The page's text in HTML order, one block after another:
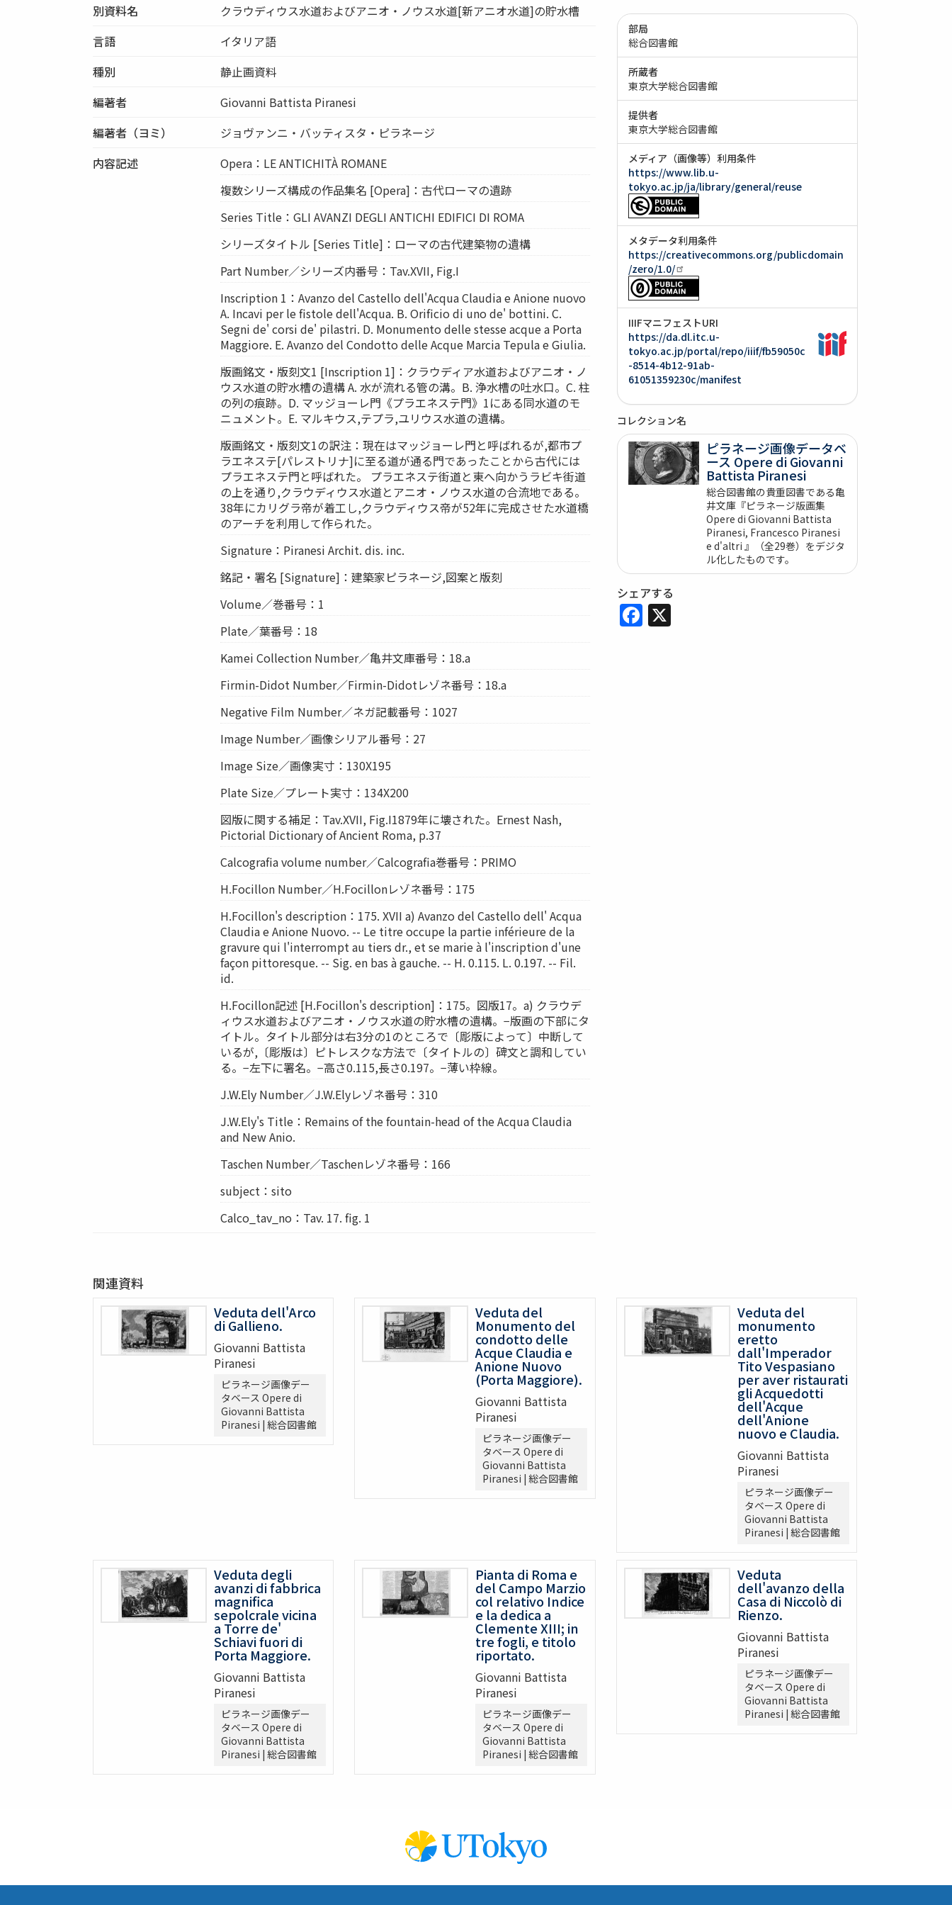
別資料名
クラウディウス水道およびアニオ・ノウス水道[新アニオ水道]の貯水槽
言語
イタリア語
種別
静止画資料
編著者
Giovanni Battista Piranesi
編著者（ヨミ）
ジョヴァンニ・バッティスタ・ピラネージ
内容記述
Opera：LE ANTICHITÀ ROMANE
複数シリーズ構成の作品集名 [Opera]：古代ローマの遺跡
Series Title：GLI AVANZI DEGLI ANTICHI EDIFICI DI ROMA
シリーズタイトル [Series Title]：ローマの古代建築物の遺構
Part Number／シリーズ内番号：Tav.XVII, Fig.I
Inscription 1：Avanzo del Castello dell'Acqua Claudia e Anione nuovo
A. Incavi per le fistole dell'Acqua. B. Orificio di uno de' bottini. C.
Segni de' corsi de' pilastri. D. Monumento delle stesse acque a Porta
Maggiore. E. Avanzo del Condotto delle Acque Marcia Tepula e Giulia.
版画銘文・版刻文1 [Inscription 1]：クラウディア水道およびアニオ・ノ
ウス水道の貯水槽の遺構 A. 水が流れる管の溝。B. 浄水槽の吐水口。C. 柱
の列の痕跡。D. マッジョーレ門《プラエネステ門》1にある同水道のモ
ニュメント。E. マルキウス,テプラ,ユリウス水道の遺構。
版画銘文・版刻文1の訳注：現在はマッジョーレ門と呼ばれるが,都市プ
ラエネステ[パレストリナ]に至る道が通る門であったことから古代には
プラエネステ門と呼ばれた。 プラエネステ街道と東へ向かうラビキ街道
の上を通り,クラウディウス水道とアニオ・ノウス水道の合流地である。
38年にカリグラ帝が着工し,クラウディウス帝が52年に完成させた水道橋
のアーチを利用して作られた。
Signature：Piranesi Archit. dis. inc.
銘記・署名 [Signature]：建築家ピラネージ,図案と版刻
Volume／巻番号：1
Plate／葉番号：18
Kamei Collection Number／亀井文庫番号：18.a
Firmin-Didot Number／Firmin-Didotレゾネ番号：18.a
Negative Film Number／ネガ記載番号：1027
Image Number／画像シリアル番号：27
Image Size／画像実寸：130X195
Plate Size／プレート実寸：134X200
図版に関する補足：Tav.XVII, Fig.I1879年に壊された。Ernest Nash,
Pictorial Dictionary of Ancient Roma, p.37
Calcografia volume number／Calcografia巻番号：PRIMO
H.Focillon Number／H.Focillonレゾネ番号：175
H.Focillon's description：175. XVII a) Avanzo del Castello dell' Acqua
Claudia e Anione Nuovo. -- Le titre occupe la partie inférieure de la
gravure qui l'interrompt au tiers dr., et se marie à l'inscription d'une
façon pittoresque. -- Sig. en bas à gauche. -- H. 0.115. L. 0.197. -- Fil.
id.
H.Focillon記述 [H.Focillon's description]：175。図版17。a) クラウデ
ィウス水道およびアニオ・ノウス水道の貯水槽の遺構。−版画の下部にタ
イトル。タイトル部分は右3分の1のところで〔彫版によって〕中断して
いるが,〔彫版は〕ピトレスクな方法で〔タイトルの〕碑文と調和してい
る。−左下に署名。−高さ0.115,長さ0.197。−薄い枠線。
J.W.Ely Number／J.W.Elyレゾネ番号：310
J.W.Ely's Title：Remains of the fountain-head of the Acqua Claudia
and New Anio.
Taschen Number／Taschenレゾネ番号：166
subject：sito
Calco_tav_no：Tav. 17. fig. 1
部局
総合図書館
所蔵者
東京大学総合図書館
提供者
東京大学総合図書館
メディア（画像等）利用条件
https://www.lib.u-
tokyo.ac.jp/ja/library/general/reuse
メタデータ利用条件
https://creativecommons.org/publicdomain
/zero/1.0/
IIIFマニフェストURI
https://da.dl.itc.u-
tokyo.ac.jp/portal/repo/iiif/fb59050c
-8514-4b12-91ab-
61051359230c/manifest
コレクション名
ピラネージ画像データベ
ース Opere di Giovanni
Battista Piranesi
総合図書館の貴重図書である亀
井文庫『ピラネージ版画集
Opere di Giovanni Battista
Piranesi, Francesco Piranesi
e d'altri 』（全29巻）をデジタ
ル化したものです。
シェアする
Facebook
X
関連資料
Veduta dell'Arco
di Gallieno.
Giovanni Battista
Piranesi
ピラネージ画像デー
タベース Opere di
Giovanni Battista
Piranesi | 総合図書館
Veduta del
Monumento del
condotto delle
Acque Claudia e
Anione Nuovo
(Porta Maggiore).
Giovanni Battista
Piranesi
ピラネージ画像デー
タベース Opere di
Giovanni Battista
Piranesi | 総合図書館
Veduta del
monumento
eretto
dall'Imperador
Tito Vespasiano
per aver ristaurati
gli Acquedotti
dell'Acque
dell'Anione
nuovo e Claudia.
Giovanni Battista
Piranesi
ピラネージ画像デー
タベース Opere di
Giovanni Battista
Piranesi | 総合図書館
Veduta degli
avanzi di fabbrica
magnifica
sepolcrale vicina
a Torre de'
Schiavi fuori di
Porta Maggiore.
Giovanni Battista
Piranesi
ピラネージ画像デー
タベース Opere di
Giovanni Battista
Piranesi | 総合図書館
Pianta di Roma e
del Campo Marzio
col relativo Indice
e la dedica a
Clemente XIII; in
tre fogli, e titolo
riportato.
Giovanni Battista
Piranesi
ピラネージ画像デー
タベース Opere di
Giovanni Battista
Piranesi | 総合図書館
Veduta
dell'avanzo della
Casa di Niccolò di
Rienzo.
Giovanni Battista
Piranesi
ピラネージ画像デー
タベース Opere di
Giovanni Battista
Piranesi | 総合図書館